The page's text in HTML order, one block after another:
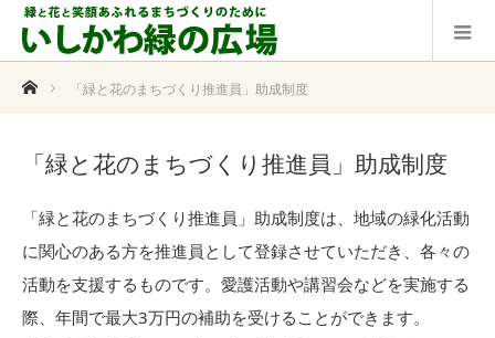
ホーム 「緑と花のまちづくり推進員」助成制度
「緑と花のまちづくり推進員」助成制度
「緑と花のまちづくり推進員」助成制度は、地域の緑化活動
に関心のある方を推進員として登録させていただき、各々の
活動を支援するものです。愛護活動や講習会などを実施する
際、年間で最大3万円の補助を受けることができます。